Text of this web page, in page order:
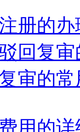
册的
回复
审的
用的